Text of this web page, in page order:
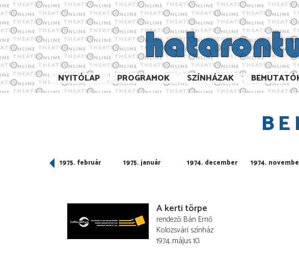
NYITÓLAP PROGRAMOK SZÍNHÁZAK
1975. február 1975. január 1974. december 1974.
A kerti törpe
rendező Bán Ernő
Kolozsvári színház
1974. május 10.